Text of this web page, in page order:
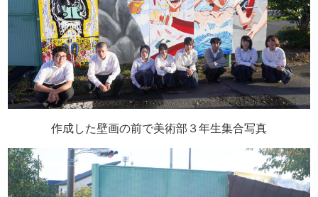
作成した壁画の前で美術部３年生集合写真